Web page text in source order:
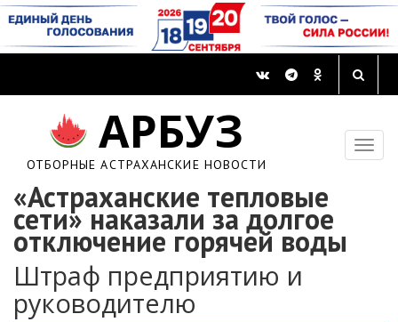
АРБУЗ
ОТБОРНЫЕ АСТРАХАНСКИЕ НОВОСТИ
«Астраханские тепловые
сети» наказали за долгое
отключение горячей воды
Штраф предприятию и
руководителю